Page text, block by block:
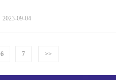
2023-09-04
6 7 >>